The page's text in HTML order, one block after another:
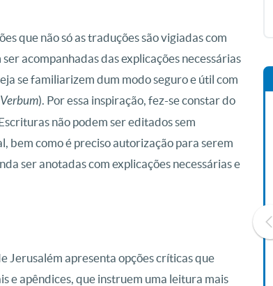
que não só as traduções são vigiadas com
acompanhadas das explicações necessárias
se familiarizem dum modo seguro e útil com
). Por essa inspiração, fez-se constar do
não podem ser editados sem
bem como é preciso autorização para serem
ser anotadas com explicações necessárias e
Jerusalém apresenta opções críticas que
e apêndices, que instruem uma leitura mais
Livro O Padre: A História De